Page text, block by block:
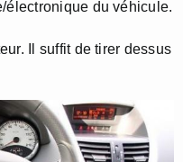
du véhicule.
Il suffit de tirer dessus